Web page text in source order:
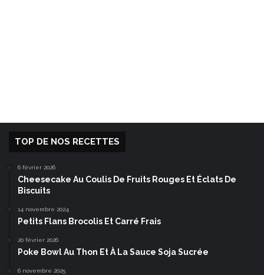
TOP DE NOS RECETTES
6 février 2026
Cheesecake Au Coulis De Fruits Rouges Et Éclats De
Biscuits
14 novembre 2024
Petits Flans Brocolis Et Carré Frais
20 février 2026
Poke Bowl Au Thon Et À La Sauce Soja Sucrée
6 novembre 2025